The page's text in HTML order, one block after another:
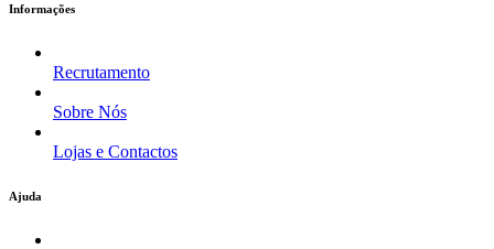
Informações
Recrutamento
Sobre Nós
Lojas e Contactos
Ajuda